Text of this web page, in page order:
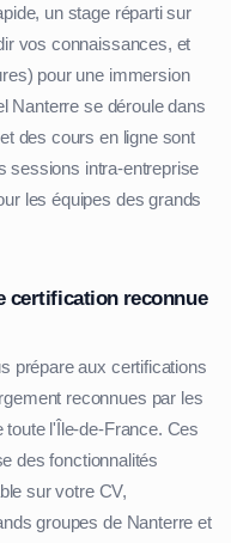
un stage réparti sur
vos connaissances, et
pour une immersion
Nanterre se déroule dans
des cours en ligne sont
sessions intra-entreprise
les équipes des grands
certification reconnue
prépare aux certifications
reconnues par les
l'Île-de-France. Ces
des fonctionnalités
sur votre CV,
groupes de Nanterre et